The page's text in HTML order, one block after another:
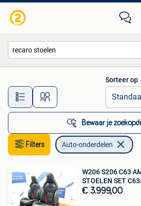
Alle afstanden…
Sorteer op
Bewaar je
Filters Auto-onderdelen
W206 S206 C63
STOELEN SET
€ 3.999,00